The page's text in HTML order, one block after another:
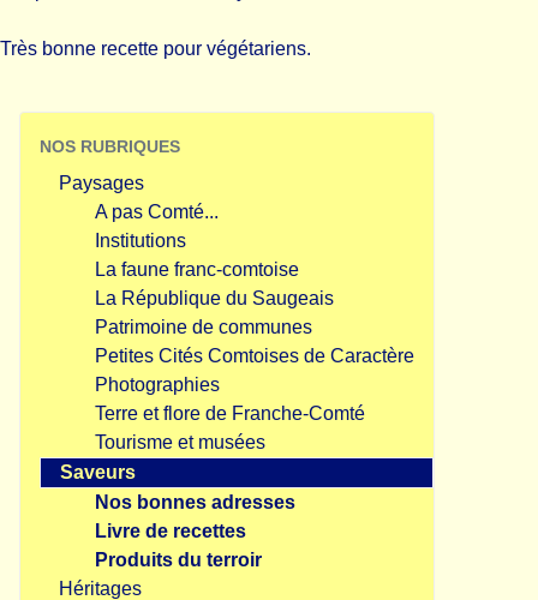
Très bonne recette pour végétariens.
NOS RUBRIQUES
Paysages
A pas Comté...
Institutions
La faune franc-comtoise
La République du Saugeais
Patrimoine de communes
Petites Cités Comtoises de Caractère
Photographies
Terre et flore de Franche-Comté
Tourisme et musées
Saveurs
Nos bonnes adresses
Livre de recettes
Produits du terroir
Héritages